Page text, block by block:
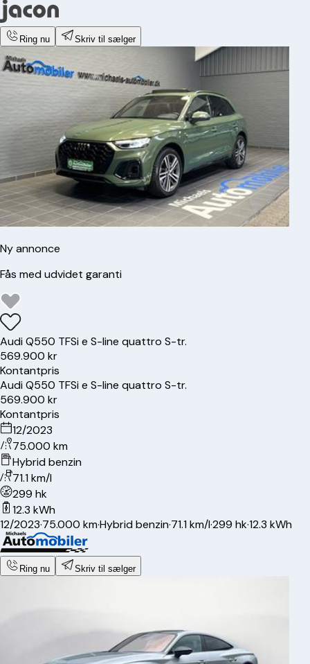
Ring nu Skriv til sælger
Ny annonce
Fås med udvidet garanti
AudiQ550 TFSi e S-line quattro S-tr.
569.900 kr
Kontantpris
AudiQ550 TFSi e S-line quattro S-tr.
569.900 kr
Kontantpris
12/2023
75.000 km
Hybrid benzin
71.1 km/l
299 hk
12.3 kWh
12/2023·75.000 km·Hybrid benzin·71.1 km/l·299 hk·12.3 kWh
Ring nu Skriv til sælger